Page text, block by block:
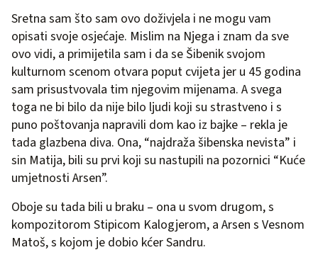
Sretna sam što sam ovo doživjela i ne mogu vam
opisati svoje osjećaje. Mislim na Njega i znam da sve
ovo vidi, a primijetila sam i da se Šibenik svojom
kulturnom scenom otvara poput cvijeta jer u 45 godina
sam prisustvovala tim njegovim mijenama. A svega
toga ne bi bilo da nije bilo ljudi koji su strastveno i s
puno poštovanja napravili dom kao iz bajke – rekla je
tada glazbena diva. Ona, “najdraža šibenska nevista” i
sin Matija, bili su prvi koji su nastupili na pozornici “Kuće
umjetnosti Arsen”.
Oboje su tada bili u braku – ona u svom drugom, s
kompozitorom Stipicom Kalogjerom, a Arsen s Vesnom
Matoš, s kojom je dobio kćer Sandru.